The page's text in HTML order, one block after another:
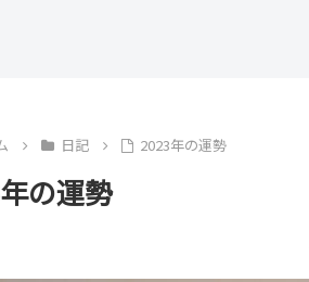
日記 2023年の運勢
の運勢